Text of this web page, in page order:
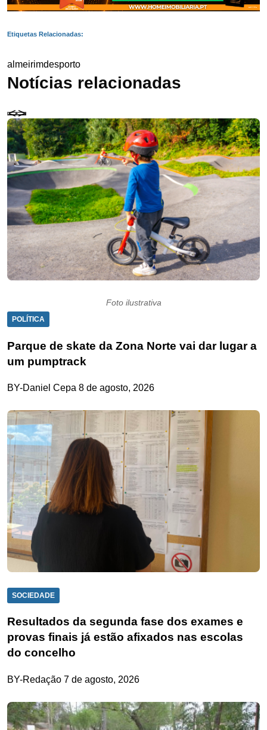
Etiquetas Relacionadas:
almeirimdesporto
Notícias relacionadas
Foto ilustrativa
POLÍTICA
Parque de skate da Zona Norte vai dar lugar a
um pumptrack
BY-Daniel Cepa 8 de agosto, 2026
SOCIEDADE
Resultados da segunda fase dos exames e
provas finais já estão afixados nas escolas
do concelho
BY-Redação 7 de agosto, 2026